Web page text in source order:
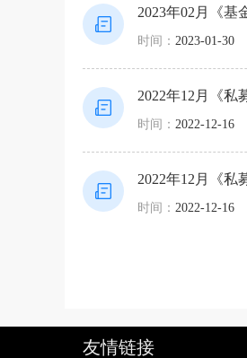
2023年02月《基
时间： 2023-01-30
2022年12月《私
时间： 2022-12-16
2022年12月《私
时间： 2022-12-16
友情链接